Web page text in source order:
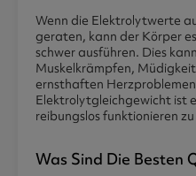
Wenn die Elektrolytwerte
geraten, kann der Körper
schwer ausführen. Dies
Muskelkrämpfen,
ernsthaften
Elektrolytgleichgewicht ist
reibungslos funktionieren zu
Was Sind Die Besten